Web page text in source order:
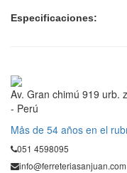
Especificaciones:
Av. Gran chimú 919 urb.
- Perú
Mås de 54 años en el
051 4598095
info@ferreteriasanjuan.com